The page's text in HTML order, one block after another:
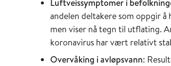
Luftveissymptomer i
andelen deltakere som oppgir
men viser nå tegn til utflating.
koronavirus har vært relativt
Overvåking i avløpsvann: